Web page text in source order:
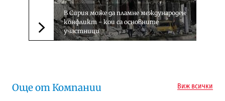
Следваща новина
В Сирия може да пламне международен
конфликт - кои са основните
участници
Още от Компании Виж всички